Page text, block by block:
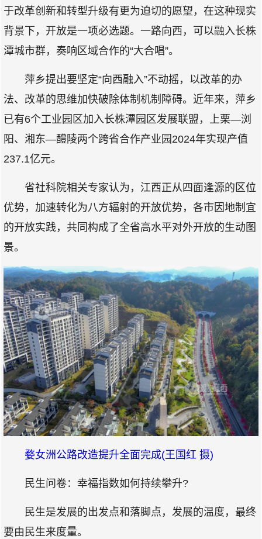
于改革创新和转型升级有更为迫切的愿望，在这种现实
背景下，开放是一项必选题。一路向西，可以融入长株
潭城市群，奏响区域合作的“大合唱”。
萍乡提出要坚定“向西融入”不动摇，以改革的办
法、改革的思维加快破除体制机制障碍。近年来，萍乡
已有6个工业园区加入长株潭园区发展联盟，上栗—浏
阳、湘东—醴陵两个跨省合作产业园2024年实现产值
237.1亿元。
省社科院相关专家认为，江西正从四面逢源的区位
优势，加速转化为八方辐射的开放优势，各市因地制宜
的开放实践，共同构成了全省高水平对外开放的生动图
景。
婺女洲公路改造提升全面完成(王国红 摄)
民生问卷：幸福指数如何持续攀升?
民生是发展的出发点和落脚点，发展的温度，最终
要由民生来度量。